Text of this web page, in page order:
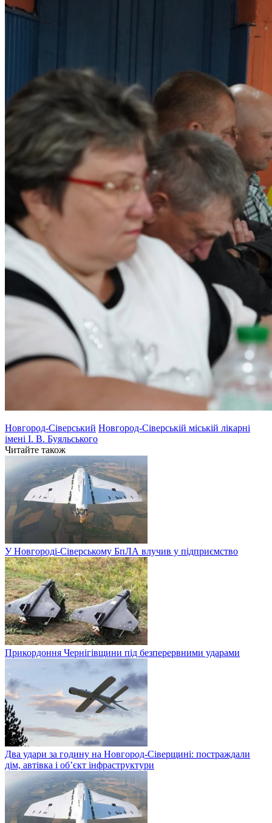
Новгород-Сіверський Новгород-Сіверській міській лікарні
імені І. В. Буяльського
Читайте також
У Новгороді-Сіверському БпЛА влучив у підприємство
Прикордоння Чернігівщини під безперервними ударами
Два удари за годину на Новгород-Сіверщині: постраждали
дім, автівка і об’єкт інфраструктури